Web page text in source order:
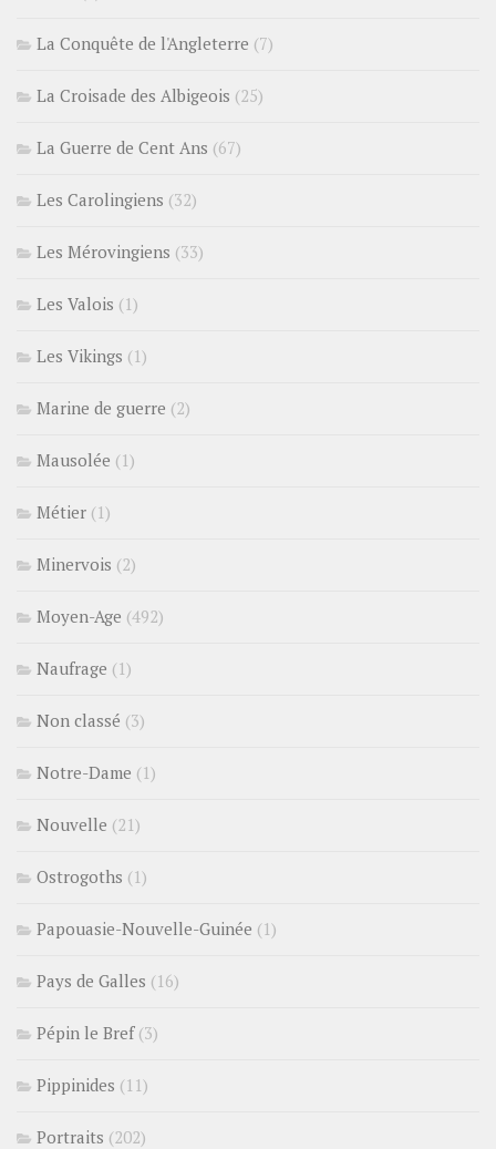
La Conquête de l'Angleterre (7)
La Croisade des Albigeois (25)
La Guerre de Cent Ans (67)
Les Carolingiens (32)
Les Mérovingiens (33)
Les Valois (1)
Les Vikings (1)
Marine de guerre (2)
Mausolée (1)
Métier (1)
Minervois (2)
Moyen-Age (492)
Naufrage (1)
Non classé (3)
Notre-Dame (1)
Nouvelle (21)
Ostrogoths (1)
Papouasie-Nouvelle-Guinée (1)
Pays de Galles (16)
Pépin le Bref(3)
Pippinides (11)
Portraits (202)